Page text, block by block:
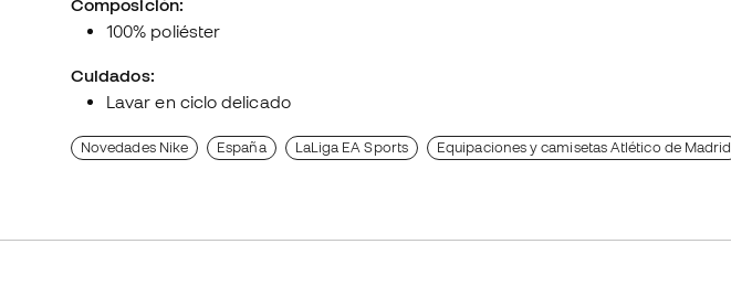
Composición:
100% poliéster
Cuidados:
Lavar en ciclo delicado
Novedades Nike España LaLiga EA Sports Equipaciones y camisetas Atlético de Madrid